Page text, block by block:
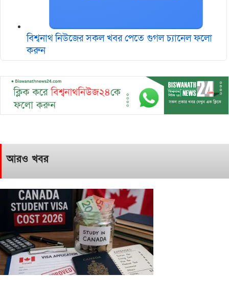
বিশ্বনাথ নিউজের সকল খবর পেতে গুগল চ‌্যানেল ফলো
করুন
আরও খবর